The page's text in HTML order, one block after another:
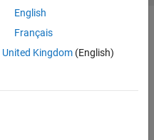
English
Français
United Kingdom(English)